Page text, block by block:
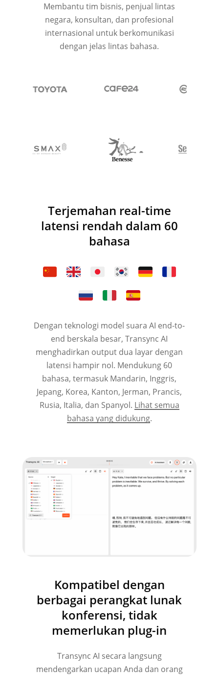
Membantu tim bisnis, penjual lintas
negara, konsultan, dan profesional
internasional untuk berkomunikasi
dengan jelas lintas bahasa.
Terjemahan real-time
latensi rendah dalam 60
bahasa
Dengan teknologi model suara AI end-to-
end berskala besar, Transync AI
menghadirkan output dua layar dengan
latensi hampir nol. Mendukung 60
bahasa, termasuk Mandarin, Inggris,
Jepang, Korea, Kanton, Jerman, Prancis,
Rusia, Italia, dan Spanyol. Lihat semua
bahasa yang didukung.
Kompatibel dengan
berbagai perangkat lunak
konferensi, tidak
memerlukan plug-in
Transync AI secara langsung
mendengarkan ucapan Anda dan orang